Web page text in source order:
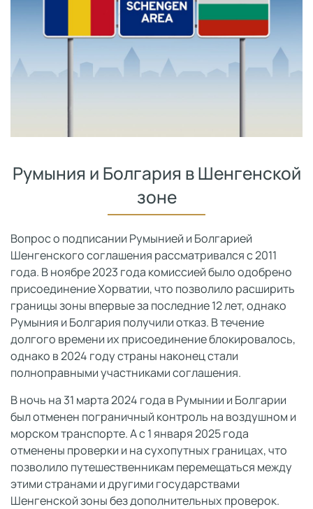
Румыния и Болгария в Шенгенской
зоне
Вопрос о подписании Румынией и Болгарией
Шенгенского соглашения рассматривался с 2011
года. В ноябре 2023 года комиссией было одобрено
присоединение Хорватии, что позволило расширить
границы зоны впервые за последние 12 лет, однако
Румыния и Болгария получили отказ. В течение
долгого времени их присоединение блокировалось,
однако в 2024 году страны наконец стали
полноправными участниками соглашения.
В ночь на 31 марта 2024 года в Румынии и Болгарии
был отменен пограничный контроль на воздушном и
морском транспорте. А с 1 января 2025 года
отменены проверки и на сухопутных границах, что
позволило путешественникам перемещаться между
этими странами и другими государствами
Шенгенской зоны без дополнительных проверок.